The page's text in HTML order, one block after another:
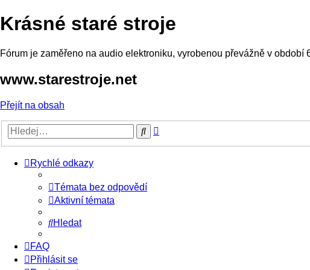
Krásné staré stroje
Fórum je zaměřeno na audio elektroniku, vyrobenou převážně v období
www.starestroje.net
Přejít na obsah
Hledat
Rychlé odkazy
Témata bez odpovědí
Aktivní témata
Hledat
FAQ
Přihlásit se